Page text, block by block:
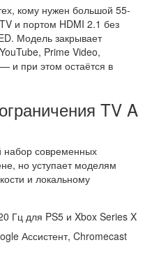
кому нужен большой 55-
и портом HDMI 2.1 без
Модель закрывает
Prime Video,
и при этом остаётся в
TV A
набор современных
но уступает моделям
и локальному
Гц для PS5 и Xbox Series X
Ассистент, Chromecast